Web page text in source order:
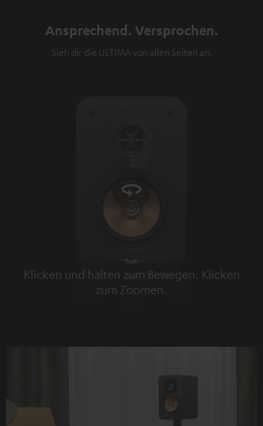
Ansprechend. Versprochen.
Sieh dir die ULTIMA von allen Seiten an.
Klicken und halten zum Bewegen. Klicken
zum Zoomen.
Tap to zoom